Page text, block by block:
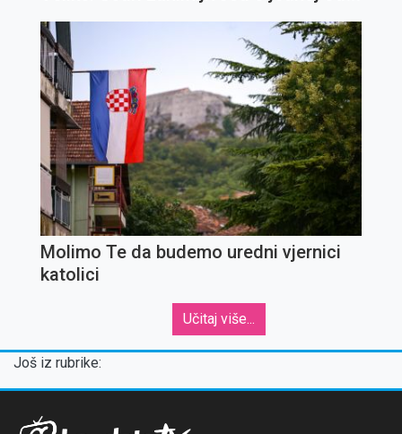
Molimo Te da budemo uredni vjernici
katolici
Učitaj više...
Još iz rubrike: